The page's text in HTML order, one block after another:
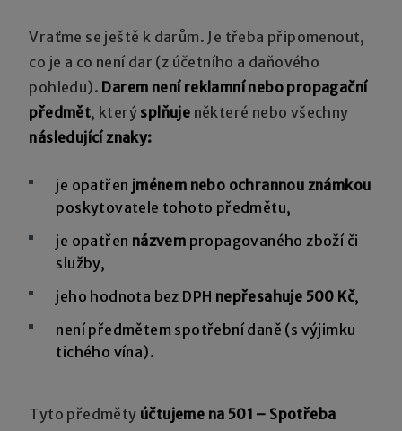
Vraťme se ještě k darům. Je třeba připomenout,
co je a co není dar (z účetního a daňového
pohledu). Darem není reklamní nebo propagační
předmět, který splňuje některé nebo všechny
následující znaky:
je opatřen jménem nebo ochrannou známkou
poskytovatele tohoto předmětu,
je opatřen názvem propagovaného zboží či
služby,
jeho hodnota bez DPH nepřesahuje 500 Kč,
není předmětem spotřební daně (s výjimku
tichého vína).
Tyto předměty účtujeme na 501 – Spotřeba